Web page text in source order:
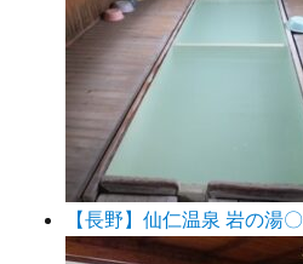
【長野】仙仁温泉 岩の湯〇